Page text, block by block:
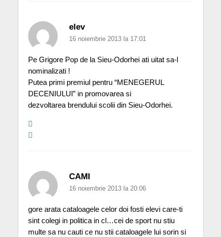
elev
16 noiembrie 2013 la 17:01
Pe Grigore Pop de la Sieu-Odorhei ati uitat sa-l
nominalizati !
Putea primi premiul pentru “MENEGERUL
DECENIULUI” in promovarea si
dezvoltarea brendului scolii din Sieu-Odorhei.
CAMI
16 noiembrie 2013 la 20:06
gore arata cataloagele celor doi fosti elevi care-ti
sint colegi in politica in cl…cei de sport nu stiu
multe sa nu cauti ce nu stii cataloagele lui sorin si